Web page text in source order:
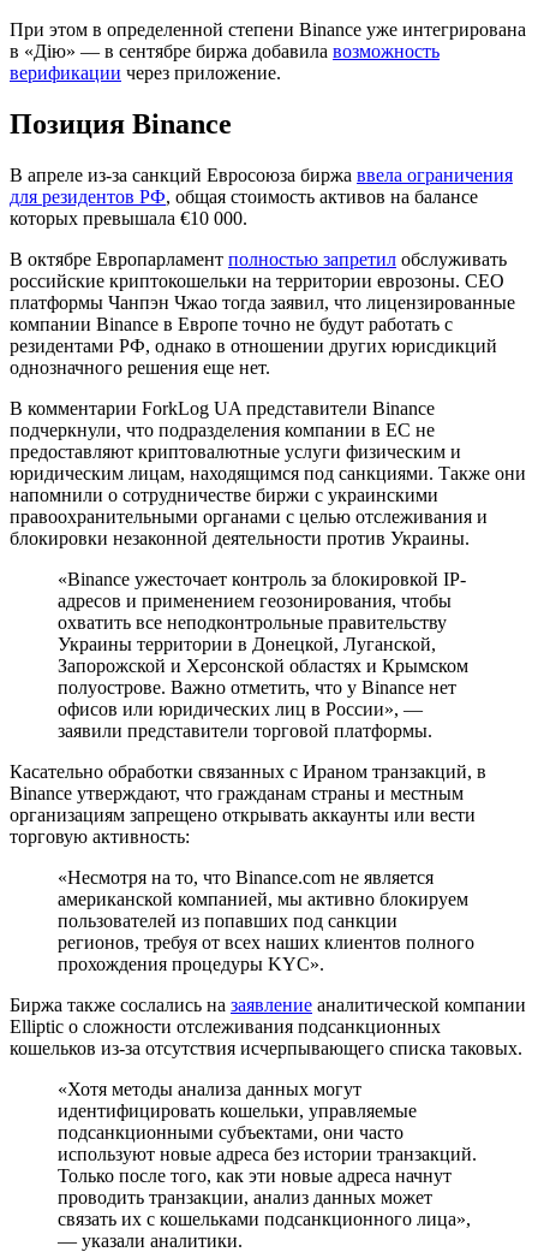
При этом в определенной степени Binance уже интегрирована
в «Дiю» — в сентябре биржа добавила возможность
верификации через приложение.
Позиция Binance
В апреле из-за санкций Евросоюза биржа ввела ограничения
для резидентов РФ, общая стоимость активов на балансе
которых превышала €10 000.
В октябре Европарламент полностью запретил обслуживать
российские криптокошельки на территории еврозоны. СЕО
платформы Чанпэн Чжао тогда заявил, что лицензированные
компании Binance в Европе точно не будут работать с
резидентами РФ, однако в отношении других юрисдикций
однозначного решения еще нет.
В комментарии ForkLog UA представители Binance
подчеркнули, что подразделения компании в ЕС не
предоставляют криптовалютные услуги физическим и
юридическим лицам, находящимся под санкциями. Также они
напомнили о сотрудничестве биржи с украинскими
правоохранительными органами с целью отслеживания и
блокировки незаконной деятельности против Украины.
«Binance ужесточает контроль за блокировкой IP-
адресов и применением геозонирования, чтобы
охватить все неподконтрольные правительству
Украины территории в Донецкой, Луганской,
Запорожской и Херсонской областях и Крымском
полуострове. Важно отметить, что у Binance нет
офисов или юридических лиц в России», —
заявили представители торговой платформы.
Касательно обработки связанных с Ираном транзакций, в
Binance утверждают, что гражданам страны и местным
организациям запрещено открывать аккаунты или вести
торговую активность:
«Несмотря на то, что Binance.com не является
американской компанией, мы активно блокируем
пользователей из попавших под санкции
регионов, требуя от всех наших клиентов полного
прохождения процедуры KYC».
Биржа также сослались на заявление аналитической компании
Elliptic о сложности отслеживания подсанкционных
кошельков из-за отсутствия исчерпывающего списка таковых.
«Хотя методы анализа данных могут
идентифицировать кошельки, управляемые
подсанкционными субъектами, они часто
используют новые адреса без истории транзакций.
Только после того, как эти новые адреса начнут
проводить транзакции, анализ данных может
связать их с кошельками подсанкционного лица»,
— указали аналитики.